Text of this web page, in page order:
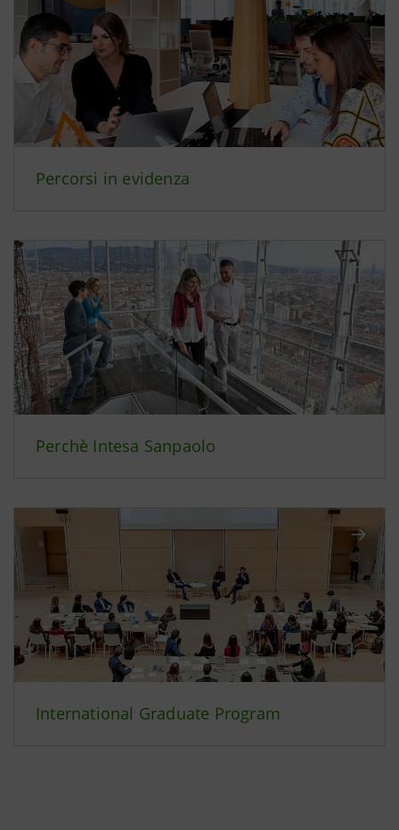
Percorsi in evidenza
Perchè Intesa Sanpaolo
International Graduate Program